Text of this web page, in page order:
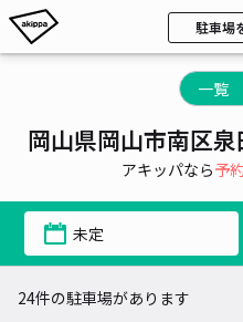
駐車場
一覧
岡山県岡山市南区
アキッパなら予
未定
24件の駐車場があります